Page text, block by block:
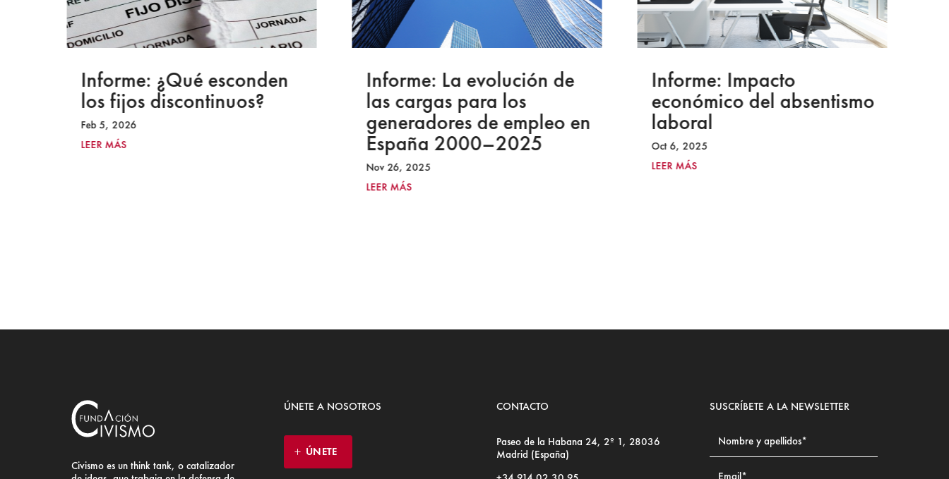
Informe: ¿Qué esconden
los fijos discontinuos?
Feb 5, 2026
LEER MÁS
Informe: La evolución de
las cargas para los
generadores de empleo en
España 2000–2025
Nov 26, 2025
LEER MÁS
Informe: Impacto
económico del absentismo
laboral
Oct 6, 2025
LEER MÁS
Civismo es un think tank, o catalizador
ÚNETE A NOSOTROS
ÚNETE
CONTACTO
Paseo de la Habana 24, 2º 1, 28036
Madrid (España)
SUSCRÍBETE A LA NEWSLETTER